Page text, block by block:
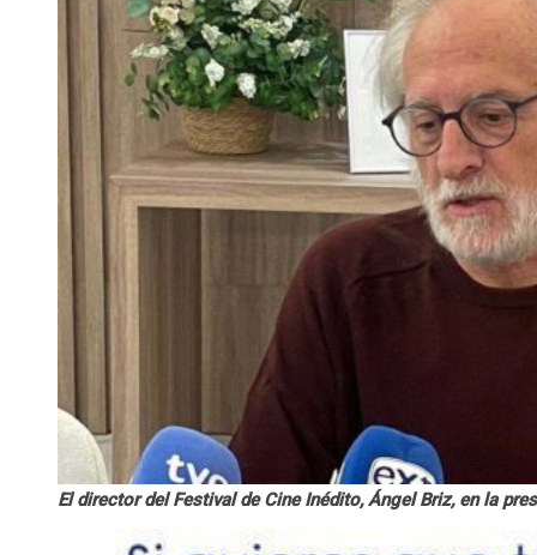
El director del Festival de Cine Inédito, Ángel Briz, en la